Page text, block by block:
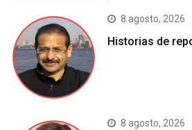
8 agosto, 2026
Historias de
8 agosto, 2026